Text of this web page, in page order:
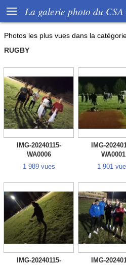
 La galerie photo du
Photos les plus vues dans la
RUGBY
IMG-20240115-
WA0006
1 989 vues
IMG-
WA0001
1 901
IMG-20240115-
IMG-